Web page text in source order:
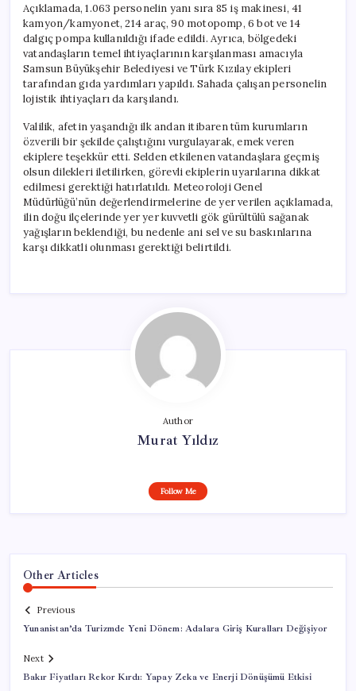
Açıklamada, 1.063 personelin yanı sıra 85 iş makinesi, 41
kamyon/kamyonet, 214 araç, 90 motopomp, 6 bot ve 14
dalgıç pompa kullanıldığı ifade edildi. Ayrıca, bölgedeki
vatandaşların temel ihtiyaçlarının karşılanması amacıyla
Samsun Büyükşehir Belediyesi ve Türk Kızılay ekipleri
tarafından gıda yardımları yapıldı. Sahada çalışan personelin
lojistik ihtiyaçları da karşılandı.
Valilik, afetin yaşandığı ilk andan itibaren tüm kurumların
özverili bir şekilde çalıştığını vurgulayarak, emek veren
ekiplere teşekkür etti. Selden etkilenen vatandaşlara geçmiş
olsun dilekleri iletilirken, görevli ekiplerin uyarılarına dikkat
edilmesi gerektiği hatırlatıldı. Meteoroloji Genel
Müdürlüğü’nün değerlendirmelerine de yer verilen açıklamada,
ilin doğu ilçelerinde yer yer kuvvetli gök gürültülü sağanak
yağışların beklendiği, bu nedenle ani sel ve su baskınlarına
karşı dikkatli olunması gerektiği belirtildi.
Author
Murat Yıldız
Follow Me
Other Articles
Previous
Yunanistan’da Turizmde Yeni Dönem: Adalara Giriş Kuralları Değişiyor
Next
Bakır Fiyatları Rekor Kırdı: Yapay Zeka ve Enerji Dönüşümü Etkisi